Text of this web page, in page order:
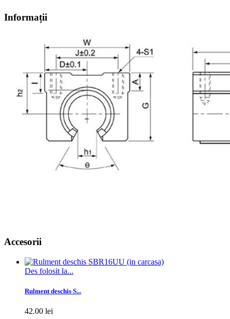
Informații
Accesorii
Des folosit la...
Rulment deschis S...
42.00 lei